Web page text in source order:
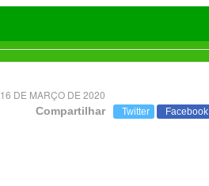
16 DE MARÇO DE 2020
Compartilhar Twitter Facebook